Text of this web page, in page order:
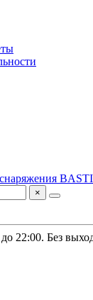
×
22:00. Без